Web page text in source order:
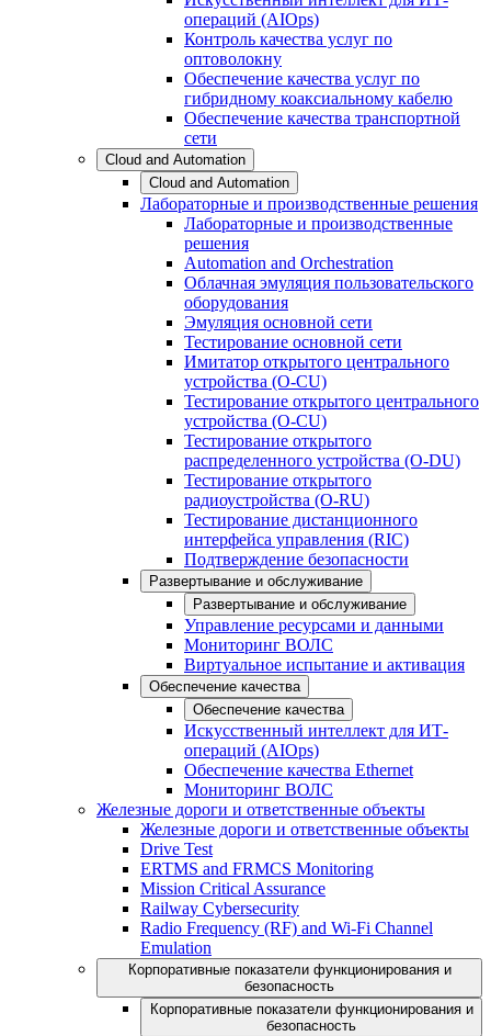
операций (AIOps)
Контроль качества услуг по
оптоволокну
Обеспечение качества услуг по
гибридному коаксиальному кабелю
Обеспечение качества транспортной
сети
Cloud and Automation
Cloud and Automation
Лабораторные и производственные решения
Лабораторные и производственные
решения
Automation and Orchestration
Облачная эмуляция пользовательского
оборудования
Эмуляция основной сети
Тестирование основной сети
Имитатор открытого центрального
устройства (O-CU)
Тестирование открытого центрального
устройства (O-CU)
Тестирование открытого
распределенного устройства (O-DU)
Тестирование открытого
радиоустройства (O-RU)
Тестирование дистанционного
интерфейса управления (RIC)
Подтверждение безопасности
Развертывание и обслуживание
Развертывание и обслуживание
Управление ресурсами и данными
Мониторинг ВОЛС
Виртуальное испытание и активация
Обеспечение качества
Обеспечение качества
Искусственный интеллект для ИТ-
операций (AIOps)
Обеспечение качества Ethernet
Мониторинг ВОЛС
Железные дороги и ответственные объекты
Железные дороги и ответственные объекты
Drive Test
ERTMS and FRMCS Monitoring
Mission Critical Assurance
Railway Cybersecurity
Radio Frequency (RF) and Wi-Fi Channel
Emulation
Корпоративные показатели функционирования и
безопасность
Корпоративные показатели функционирования и
безопасность